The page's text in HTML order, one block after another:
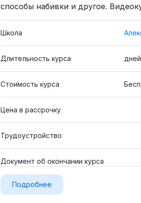
способы набивки и другое.
заказать у нас индивидуальную
Школа
Длительность курса дней
Стоимость курса
Цена в рассрочку
Трудоустройство
Документ об окончании курса
Подробнее